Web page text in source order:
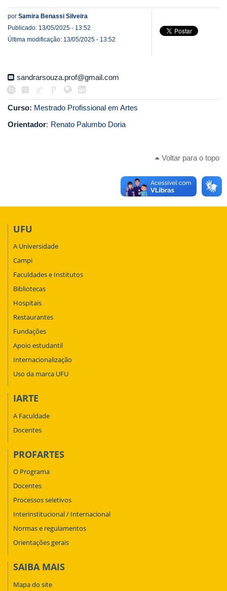
por Samira Benassi Silveira
Publicado: 13/05/2025 - 13:52
Última modificação: 13/05/2025 - 13:52
sandrarsouza.prof@gmail.com
Curso: Mestrado Profissional em Artes
Orientador: Renato Palumbo Doria
Voltar para o topo
UFU
A Universidade
Campi
Faculdades e Institutos
Bibliotecas
Hospitais
Restaurantes
Fundações
Apoio estudantil
Internacionalização
Uso da marca UFU
IARTE
A Faculdade
Docentes
PROFARTES
O Programa
Docentes
Processos seletivos
Interinstitucional / Internacional
Normas e regulamentos
Orientações gerais
SAIBA MAIS
Mapa do site